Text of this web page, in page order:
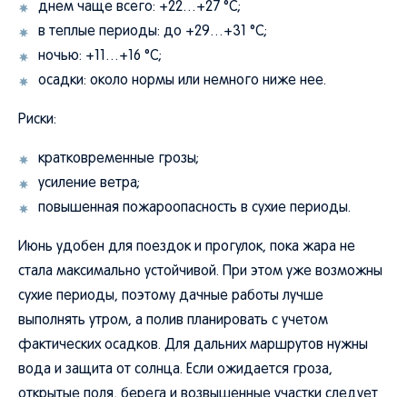
днем чаще всего: +22…+27 °C;
в теплые периоды: до +29…+31 °C;
ночью: +11…+16 °C;
осадки: около нормы или немного ниже нее.
Риски:
кратковременные грозы;
усиление ветра;
повышенная пожароопасность в сухие периоды.
Июнь удобен для поездок и прогулок, пока жара не
стала максимально устойчивой. При этом уже возможны
сухие периоды, поэтому дачные работы лучше
выполнять утром, а полив планировать с учетом
фактических осадков. Для дальних маршрутов нужны
вода и защита от солнца. Если ожидается гроза,
открытые поля, берега и возвышенные участки следует